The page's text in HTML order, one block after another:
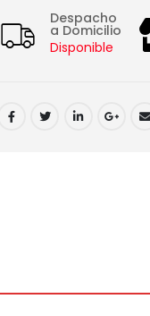
Despacho
a Domicilio
Disponible